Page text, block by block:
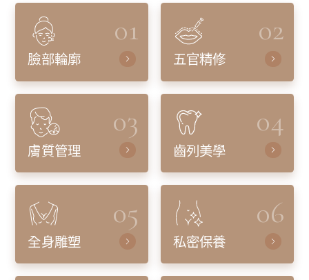
01
臉部輪廓
02
五官精修
03
膚質管理
04
齒列美學
05
全身雕塑
06
私密保養